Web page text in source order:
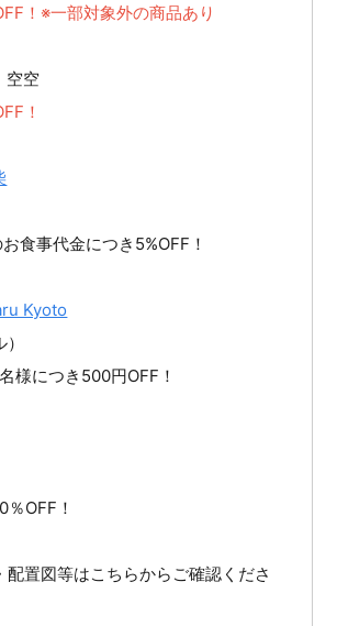
！※一部対象外の商品あり
空
！
食事代金につき5%OFF！
Kyoto
様につき500円OFF！
％OFF！
配置図等はこちらからご確認くださ